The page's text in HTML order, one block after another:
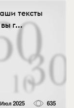
тексты
г...
2025 635